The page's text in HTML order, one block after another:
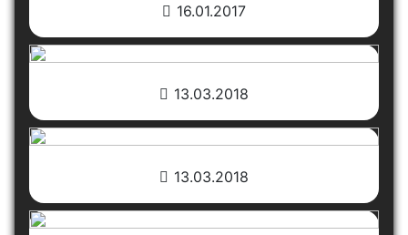
16.01.2017
13.03.2018
13.03.2018